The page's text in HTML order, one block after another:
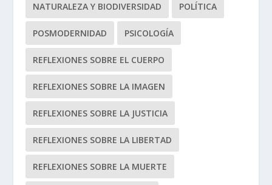
NATURALEZA Y BIODIVERSIDAD POLÍTICA
POSMODERNIDAD PSICOLOGÍA
REFLEXIONES SOBRE EL CUERPO
REFLEXIONES SOBRE LA IMAGEN
REFLEXIONES SOBRE LA JUSTICIA
REFLEXIONES SOBRE LA LIBERTAD
REFLEXIONES SOBRE LA MUERTE